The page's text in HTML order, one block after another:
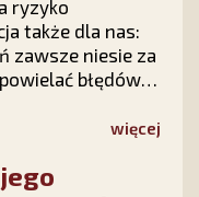
ryzyko
także dla nas:
zawsze niesie za
błędów
„Proroctwa
więcej